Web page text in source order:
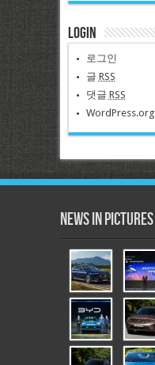
Login
로그인
글 RSS
댓글 RSS
WordPress.org
News in Pictures